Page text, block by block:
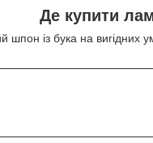
Де купити
шпон із бука на